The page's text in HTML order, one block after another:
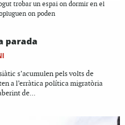
trobar un espai on dormir en el
on poden
parada
s’acumulen pels volts de
a l’erràtica política migratòria
de...